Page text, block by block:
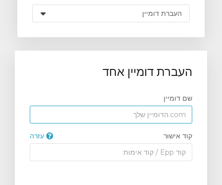
העברת דומיין אחד
שם דומיין
קוד אישור עזרה